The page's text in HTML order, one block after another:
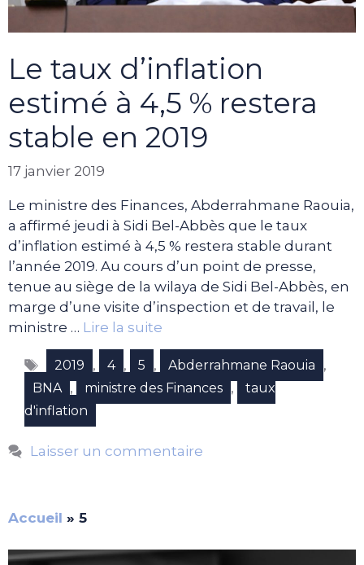
Le taux d’inflation
estimé à 4,5 % restera
stable en 2019
17 janvier 2019
Le ministre des Finances, Abderrahmane Raouia,
a affirmé jeudi à Sidi Bel-Abbès que le taux
d’inflation estimé à 4,5 % restera stable durant
l’année 2019. Au cours d’un point de presse,
tenue au siège de la wilaya de Sidi Bel-Abbès, en
marge d’une visite d’inspection et de travail, le
ministre … Lire la suite
Étiquettes
2019 , 4 , 5 , Abderrahmane Raouia ,
BNA , ministre des Finances ,
taux
d'inflation
Laisser un commentaire
Accueil » 5